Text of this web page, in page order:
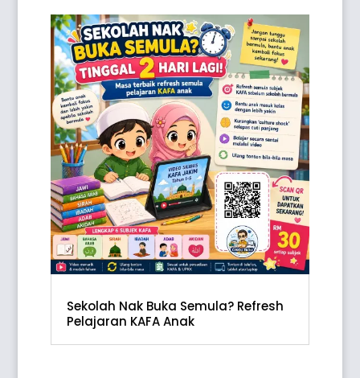
Sekolah Nak Buka Semula? Refresh
Pelajaran KAFA Anak